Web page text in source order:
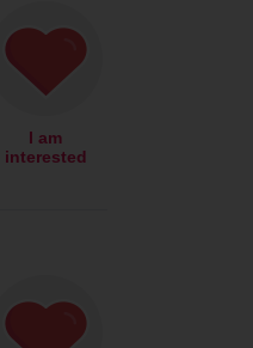
I am
interested